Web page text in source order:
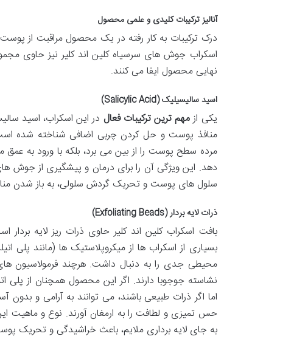
آنالیز ترکیبات کلیدی و علمی محصول
درک ترکیبات به کار رفته در یک محصول مراقبت از
اسکراب جوش های سرسیاه کلین اند کلیر نیز حاوی
نهایی محصول ایفا می کنند.
اسید سالیسیلیک (Salicylic Acid)
یکی ازمهم ترین ترکیبات فعال
منافذ پوست و حل کردن چربی اضافی شناخته شده
مرده سطح پوست را از بین می برد، بلکه با ورود به عمق
دهد. این ویژگی آن را برای درمان و پیشگیری از جوش
سلول های پوست و تحریک گردش سلولی، به باز شدن
ذرات لایه بردار (Exfoliating Beads)
بافت اسکراب کلین اند کلیر حاوی ذرات ریز لایه
بسیاری از اسکراب ها از میکروپلاستیک ها (مانند پلی
محیطی جدی را به دنبال داشت. هرچند فرمولاسیون
نشاسته جوجوبا دارند. اگر این محصول همچنان از
اما اگر ذرات طبیعی باشند، می توانند به آرامی و
حس تمیزی و لطافت را به ارمغان آورند. نوع و
به جای لایه برداری ملایم، باعث خراشیدگی و تحریک